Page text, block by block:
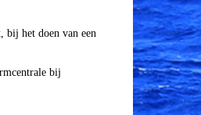
bij het doen van een
bij